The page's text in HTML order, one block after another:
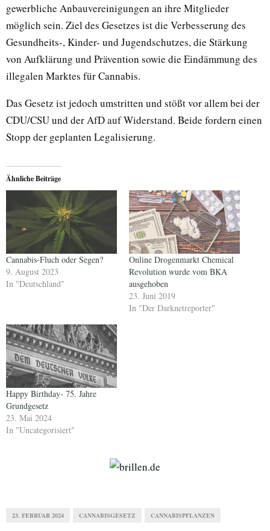
gewerbliche Anbauvereinigungen an ihre Mitglieder
möglich sein. Ziel des Gesetzes ist die Verbesserung des
Gesundheits-, Kinder- und Jugendschutzes, die Stärkung
von Aufklärung und Prävention sowie die Eindämmung des
illegalen Marktes für Cannabis.
Das Gesetz ist jedoch umstritten und stößt vor allem bei der
CDU/CSU und der AfD auf Widerstand. Beide fordern einen
Stopp der geplanten Legalisierung.
Ähnliche Beiträge
Cannabis-Fluch oder Segen?
9. August 2023
In "Deutschland"
Online Drogenmarkt Chemical
Revolution wurde vom BKA
ausgehoben
23. Juni 2019
In "Der Darknetreporter"
Happy Birthday- 75. Jahre
Grundgesetz
23. Mai 2024
In "Uncategorisiert"
23. FEBRUAR 2024 CANNABISGESETZ CANNABISPFLANZEN